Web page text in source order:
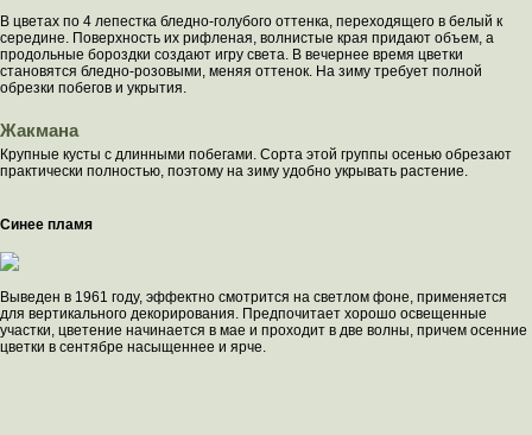
В цветах по 4 лепестка бледно-голубого оттенка, переходящего в белый к
середине. Поверхность их рифленая, волнистые края придают объем, а
продольные бороздки создают игру света. В вечернее время цветки
становятся бледно-розовыми, меняя оттенок. На зиму требует полной
обрезки побегов и укрытия.
Жакмана
Крупные кусты с длинными побегами. Сорта этой группы осенью обрезают
практически полностью, поэтому на зиму удобно укрывать растение.
Синее пламя
Выведен в 1961 году, эффектно смотрится на светлом фоне, применяется
для вертикального декорирования. Предпочитает хорошо освещенные
участки, цветение начинается в мае и проходит в две волны, причем осенние
цветки в сентябре насыщеннее и ярче.